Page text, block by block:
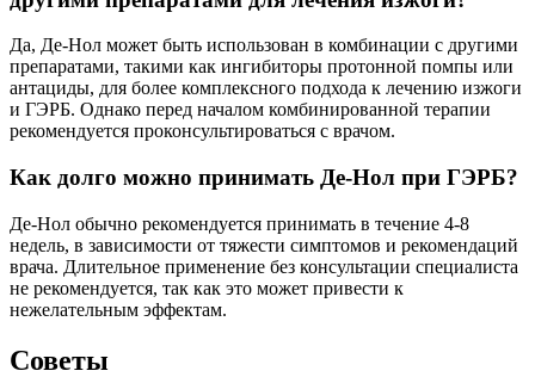
Да, Де-Нол может быть использован в комбинации с другими
препаратами, такими как ингибиторы протонной помпы или
антациды, для более комплексного подхода к лечению изжоги
и ГЭРБ. Однако перед началом комбинированной терапии
рекомендуется проконсультироваться с врачом.
Как долго можно принимать Де-Нол при ГЭРБ?
Де-Нол обычно рекомендуется принимать в течение 4-8
недель, в зависимости от тяжести симптомов и рекомендаций
врача. Длительное применение без консультации специалиста
не рекомендуется, так как это может привести к
нежелательным эффектам.
Советы